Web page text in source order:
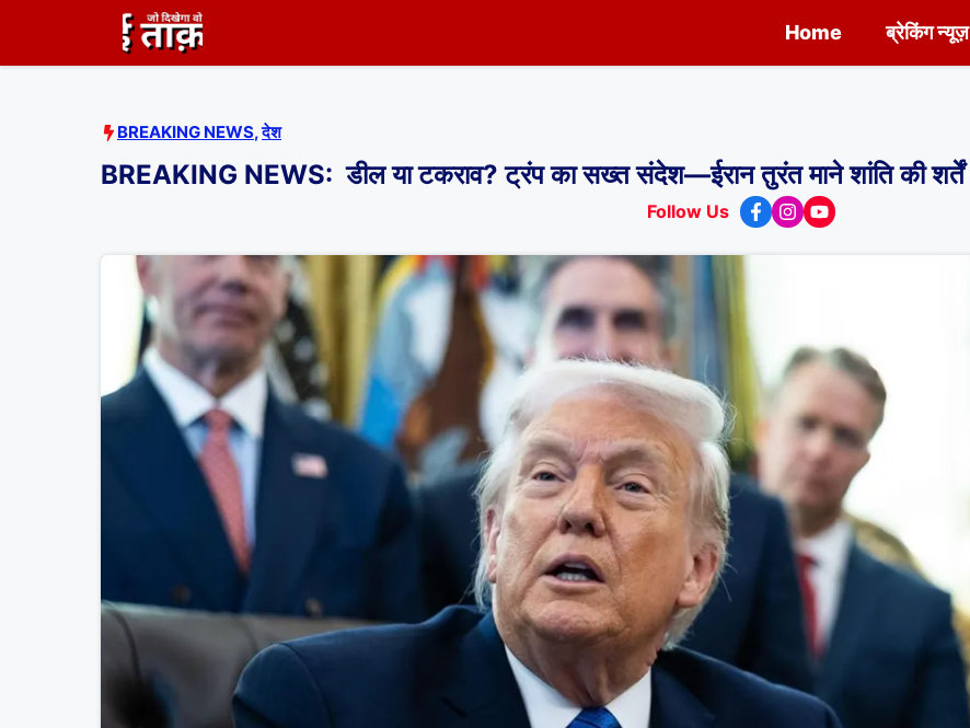
content
Home ब्रेकिंग न्यूज़
BREAKING NEWS,देश
BREAKING NEWS: डील या टकराव? ट्रंप का सख्त संदेश—ईरान तुरंत माने शांति की शर्तें
Follow Us